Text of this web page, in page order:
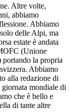
Altre volte,
abbiamo
Abbiamo
delle Alpi, ma
estate è andata
(Unione
la propria
Abbiamo
alla redazione di
mondiale di
che è bello e
di tante altre